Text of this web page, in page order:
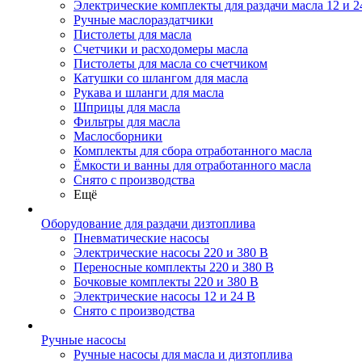
Электрические комплекты для раздачи масла 12 и
Ручные маслораздатчики
Пистолеты для масла
Счетчики и расходомеры масла
Пистолеты для масла со счетчиком
Катушки со шлангом для масла
Рукава и шланги для масла
Шприцы для масла
Фильтры для масла
Маслосборники
Комплекты для сбора отработанного масла
Ёмкости и ванны для отработанного масла
Снято с производства
Ещё
Оборудование для раздачи дизтоплива
Пневматические насосы
Электрические насосы 220 и 380 В
Переносные комплекты 220 и 380 В
Бочковые комплекты 220 и 380 В
Электрические насосы 12 и 24 В
Снято с производства
Ручные насосы
Ручные насосы для масла и дизтоплива